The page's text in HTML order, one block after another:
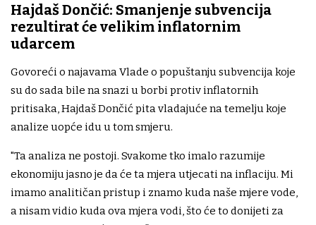
Hajdaš Dončić: Smanjenje subvencija
rezultirat će velikim inflatornim
udarcem
Govoreći o najavama Vlade o popuštanju subvencija koje
su do sada bile na snazi u borbi protiv inflatornih
pritisaka, Hajdaš Dončić pita vladajuće na temelju koje
analize uopće idu u tom smjeru.
"Ta analiza ne postoji. Svakome tko imalo razumije
ekonomiju jasno je da će ta mjera utjecati na inflaciju. Mi
imamo analitičan pristup i znamo kuda naše mjere vode,
a nisam vidio kuda ova mjera vodi, što će to donijeti za